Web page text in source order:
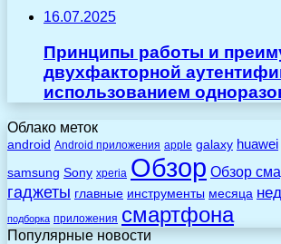
16.07.2025
Принципы работы и
двухфакторной
использованием
Облако меток
android Android приложения apple galaxy huawei
samsung Sony xperia Обзор Обзор
гаджеты главные инструменты месяца
подборка приложения смартфона
Популярные новости